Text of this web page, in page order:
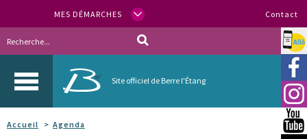
MES DÉMARCHES Contact
Site officiel de Berre l'Étang
Allo
Accueil Agenda